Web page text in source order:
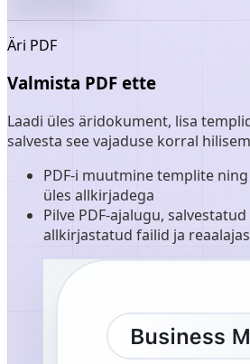
Äri PDF
Valmista PDF ette
Laadi üles äridokument, lisa
salvesta see vajaduse korral
PDF-i muutmine templite
üles allkirjadega
Pilve PDF-ajalugu,
allkirjastatud failid ja